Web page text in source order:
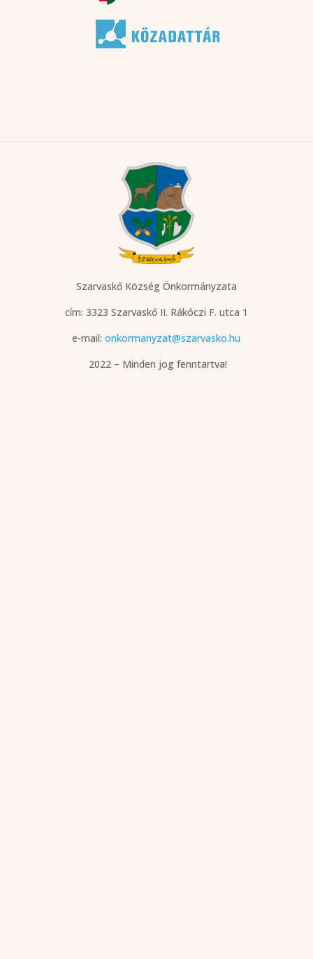
Szarvaskő Község Önkormányzata
cím: 3323 Szarvaskő II. Rákóczi F. utca 1
e-mail:onkormanyzat@szarvasko.hu
2022 – Minden jog fenntartva!